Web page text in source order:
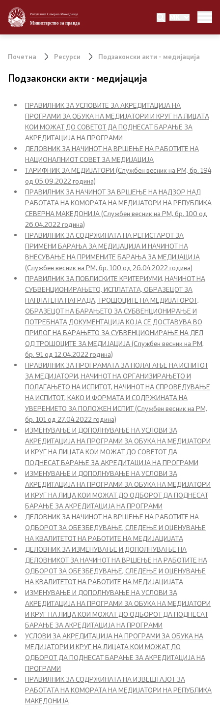
Република Северна Македонија
Министерство за правда
MK
Министерство
Државни советници
Портпарол
Шеф на кабинет
Сектори
Органи во состав
Организација и систематизација
Ресурси
Правосудство
Извршување
Медијација
Нотаријат
Совет за ИКТ во правосудните органи
Човекови права
Преговори со ЕУ - поглавје 23
Бесплатна правна помош
Реформска агенда
Регулатива
Закони
Подзаконски акти
Формулари и уплатници
Извештаи
Проекти
Стратегии
Записници
Почетна Ресурси Подзаконски акти - медијација
Подзаконски акти - медијација
ПРАВИЛНИК ЗА УСЛОВИТЕ ЗА АКРЕДИТАЦИЈА НА
ПРОГРАМИ ЗА ОБУКА НА МЕДИЈАТОРИ И КРУГ НА ЛИЦАТА
КОИ МОЖАТ ДО СОВЕТОТ ДА ПОДНЕСАТ БАРАЊЕ ЗА
АКРЕДИТАЦИЈА НА ПРОГРАМИ
ДЕЛОВНИК ЗА НАЧИНОТ НА ВРШЕЊЕ НА РАБОТИТЕ НА
НАЦИОНАЛНИОТ СОВЕТ ЗА МЕДИЈАЦИЈА
ТАРИФНИК ЗА МЕДИЈАТОРИ (Службен весник на РМ, бр. 194
од 05.09.2022 година)
ПРАВИЛНИК ЗА НАЧИНОТ ЗА ВРШЕЊЕ НА НАДЗОР НАД
РАБОТАТА НА КОМОРАТА НА МЕДИЈАТОРИ НА РЕПУБЛИКА
СЕВЕРНА МАКЕДОНИЈА (Службен весник на РМ, бр. 100 од
26.04.2022 година)
ПРАВИЛНИК ЗА СОДРЖИНАТА НА РЕГИСТАРОТ ЗА
ПРИМЕНИ БАРАЊА ЗА МЕДИЈАЦИЈА И НАЧИНОТ НА
ВНЕСУВАЊЕ НА ПРИМЕНИТЕ БАРАЊА ЗА МЕДИЈАЦИЈА
(Службен весник на РМ, бр. 100 од 26.04.2022 година)
ПРАВИЛНИК ЗА ПОБЛИСКИТЕ КРИТЕРИУМИ, НАЧИНОТ НА
СУБВЕНЦИОНИРАЊЕТО, ИСПЛАТАТА, ОБРАЗЕЦОТ ЗА
НАПЛАТЕНА НАГРАДА, ТРОШОЦИТЕ НА МЕДИЈАТОРОТ,
ОБРАЗЕЦОТ НА БАРАЊЕТО ЗА СУБВЕНЦИОНИРАЊЕ И
ПОТРЕБНАТА ДОКУМЕНТАЦИЈА КОЈА СЕ ДОСТАВУВА ВО
ПРИЛОГ НА БАРАЊЕТО ЗА СУБВЕНЦИОНИРАЊЕ НА ДЕЛ
ОД ТРОШОЦИТЕ ЗА МЕДИЈАЦИЈА (Службен весник на РМ,
бр. 91 од 12.04.2022 година)
ПРАВИЛНИК ЗА ПРОГРАМАТА ЗА ПОЛАГАЊЕ НА ИСПИТОТ
ЗА МЕДИЈАТОРИ, НАЧИНОТ НА ОРГАНИЗИРАЊЕТО И
ПОЛАГАЊЕТО НА ИСПИТОТ, НАЧИНОТ НА СПРОВЕДУВАЊЕ
НА ИСПИТОТ, КАКО И ФОРМАТА И СОДРЖИНАТА НА
УВЕРЕНИЕТО ЗА ПОЛОЖЕН ИСПИТ (Службен весник на РМ,
бр. 101 од 27.04.2022 година)
ИЗМЕНУВАЊЕ И ДОПОЛНУВАЊЕ НА УСЛОВИ ЗА
АКРЕДИТАЦИЈА НА ПРОГРАМИ ЗА ОБУКА НА МЕДИЈАТОРИ
И КРУГ НА ЛИЦАТА КОИ МОЖАТ ДО СОВЕТОТ ДА
ПОДНЕСАТ БАРАЊЕ ЗА АКРЕДИТАЦИЈА НА ПРОГРАМИ
ИЗМЕНУВАЊЕ И ДОПОЛНУВАЊЕ НА УСЛОВИ ЗА
АКРЕДИТАЦИЈА НА ПРОГРАМИ ЗА ОБУКА НА МЕДИЈАТОРИ
И КРУГ НА ЛИЦА КОИ МОЖАТ ДО ОДБОРОТ ДА ПОДНЕСАТ
БАРАЊЕ ЗА АКРЕДИТАЦИЈА НА ПРОГРАМИ
ДЕЛОВНИК ЗА НАЧИНОТ НА ВРШЕЊЕ НА РАБОТИТЕ НА
ОДБОРОТ ЗА ОБЕЗБЕДУВАЊЕ, СЛЕДЕЊЕ И ОЦЕНУВАЊЕ
НА КВАЛИТЕТОТ НА РАБОТИТЕ НА МЕДИЈАЦИЈАТА
ДЕЛОВНИК ЗА ИЗМЕНУВАЊЕ И ДОПОЛНУВАЊЕ НА
ДЕЛОВНИКОТ ЗА НАЧИНОТ НА ВРШЕЊЕ НА РАБОТИТЕ НА
ОДБОРОТ ЗА ОБЕЗБЕДУВАЊЕ, СЛЕДЕЊЕ И ОЦЕНУВАЊЕ
НА КВАЛИТЕТОТ НА РАБОТИТЕ НА МЕДИЈАЦИЈАТА
ИЗМЕНУВАЊЕ И ДОПОЛНУВАЊЕ НА УСЛОВИ ЗА
АКРЕДИТАЦИЈА НА ПРОГРАМИ ЗА ОБУКА НА МЕДИЈАТОРИ
И КРУГ НА ЛИЦА КОИ МОЖАТ ДО ОДБОРОТ ДА ПОДНЕСАТ
БАРАЊЕ ЗА АКРЕДИТАЦИЈА НА ПРОГРАМИ
УСЛОВИ ЗА АКРЕДИТАЦИЈА НА ПРОГРАМИ ЗА ОБУКА НА
МЕДИЈАТОРИ И КРУГ НА ЛИЦАТА КОИ МОЖАТ ДО
ОДБОРОТ ДА ПОДНЕСАТ БАРАЊЕ ЗА АКРЕДИТАЦИЈА НА
ПРОГРАМИ
ПРАВИЛНИК ЗА СОДРЖИНАТА НА ИЗВЕШТАЈОТ ЗА
РАБОТАТА НА КОМОРАТА НА МЕДИЈАТОРИ НА РЕПУБЛИКА
МАКЕДОНИЈА